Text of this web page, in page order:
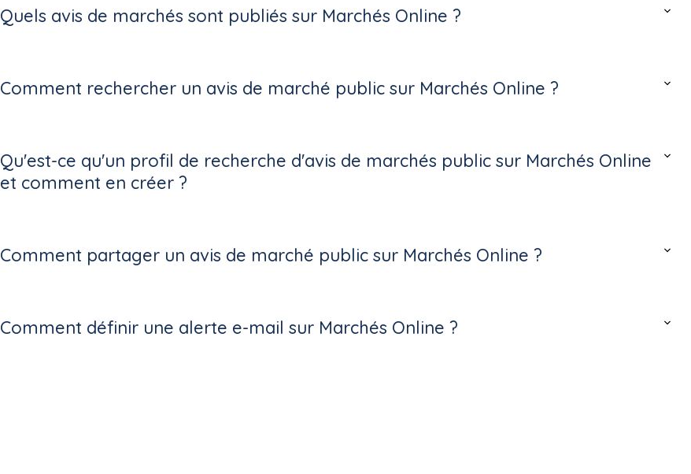
Quels avis de marchés sont publiés sur Marchés Online ?
Comment rechercher un avis de marché public sur Marchés Online ?
Qu'est-ce qu'un profil de recherche d'avis de marchés public sur Marchés Online
et comment en créer ?
Comment partager un avis de marché public sur Marchés Online ?
Comment définir une alerte e-mail sur Marchés Online ?